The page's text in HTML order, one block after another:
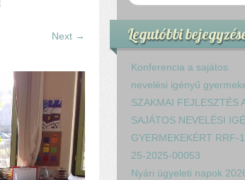
Next → Legutóbbi
Konferencia a sajátos
nevelési igényű
SZAKMAI FEJLESZTÉS
SAJÁTOS NEVELÉSI
GYERMEKEKÉRT RRF-
25-2025-00053
Nyári ügyeleti napok